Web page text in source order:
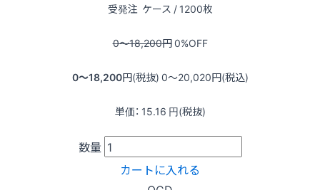
受発注 ケース / 1200枚
0〜18,200円0%OFF
0〜18,200円(税抜) 0〜20,020円(税込)
単価： 15.16 円(税抜)
数量
カートに入れる